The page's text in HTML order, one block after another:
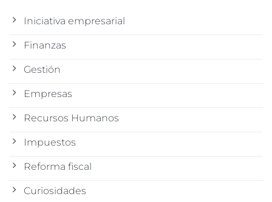
Iniciativa empresarial
Finanzas
Gestión
Empresas
Recursos Humanos
Impuestos
Reforma fiscal
Curiosidades